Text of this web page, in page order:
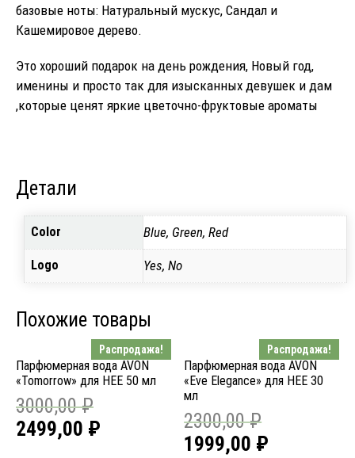
базовые ноты: Натуральный мускус, Сандал и
Кашемировое дерево.
Это хороший подарок на день рождения, Новый год,
именины и просто так для изысканных девушек и дам
,которые ценят яркие цветочно-фруктовые ароматы
Детали
Color Blue, Green, Red
Logo Yes, No
Похожие товары
Распродажа!
Парфюмерная вода AVON
«Tomorrow» для НЕЕ 50 мл
3000,00₽
2499,00 ₽
Распродажа!
Парфюмерная вода AVON
«Eve Elegance» для НЕЕ 30
мл
2300,00₽
1999,00 ₽